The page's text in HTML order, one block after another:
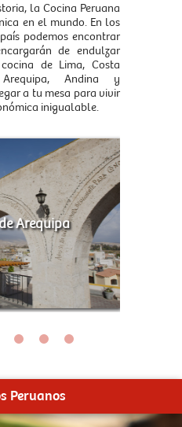
la Cocina Peruana
en el mundo. En los
podemos encontrar
de endulzar
de Lima, Costa
Andina y
a tu mesa para vivir
inigualable.
Arequipa
Peruanos